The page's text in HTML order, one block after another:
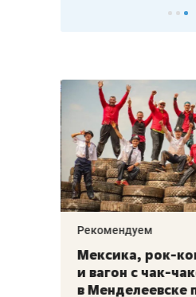
Рекомендуем
Мексика, рок-
и вагон с чак-
в Менделеевске